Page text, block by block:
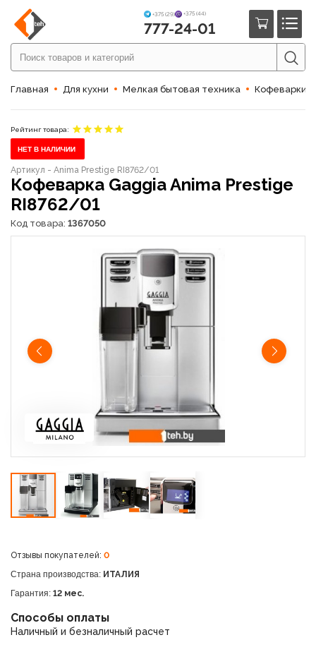
+375 (29) +375 (44)
777-24-01
Главная Для кухни Мелкая бытовая техника Кофеварки
Рейтинг товара:
НЕТ В НАЛИЧИИ
Артикул - Anima Prestige RI8762/01
Кофеварка Gaggia Anima Prestige
RI8762/01
Код товара: 1367050
Отзывы покупателей: 0
Страна производства: ИТАЛИЯ
Гарантия: 12 мес.
Способы оплаты
Наличный и безналичный расчет